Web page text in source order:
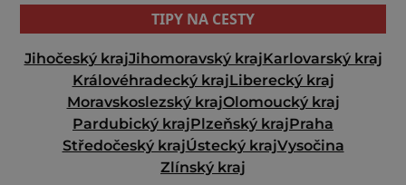
TIPY NA CESTY
Jihočeský krajJihomoravský krajKarlovarský kraj
Královéhradecký krajLiberecký kraj
Moravskoslezský krajOlomoucký kraj
Pardubický krajPlzeňský krajPraha
Středočeský krajÚstecký krajVysočina
Zlínský kraj